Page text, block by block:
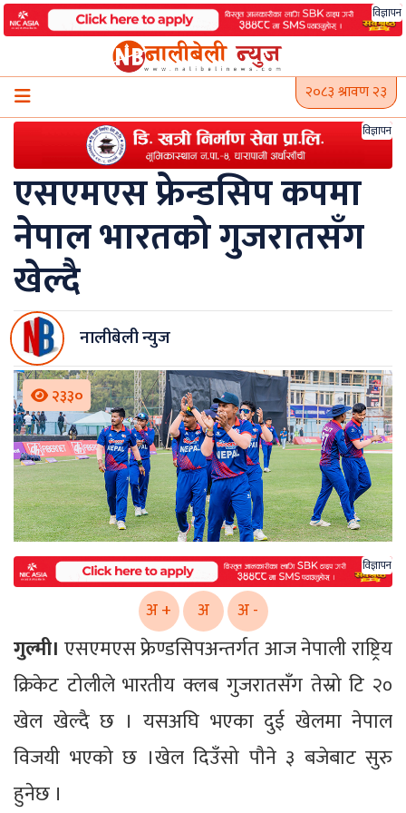
Skip
to
विज्ञापन
२०८३ श्रावण २३
विज्ञापन
एसएमएस फ्रेन्डसिप कपमा
नेपाल भारतको गुजरातसँग
खेल्दै
नालीबेली न्युज
२३३०
विज्ञापन
अ + अ अ -
गुल्मी। एसएमएस फ्रेण्डसिपअन्तर्गत आज नेपाली राष्ट्रिय
क्रिकेट टोलीले भारतीय क्लब गुजरातसँग तेस्रो टि २०
खेल खेल्दै छ । यसअघि भएका दुई खेलमा नेपाल
विजयी भएको छ ।खेल दिउँसो पौने ३ बजेबाट सुरु
हुनेछ ।